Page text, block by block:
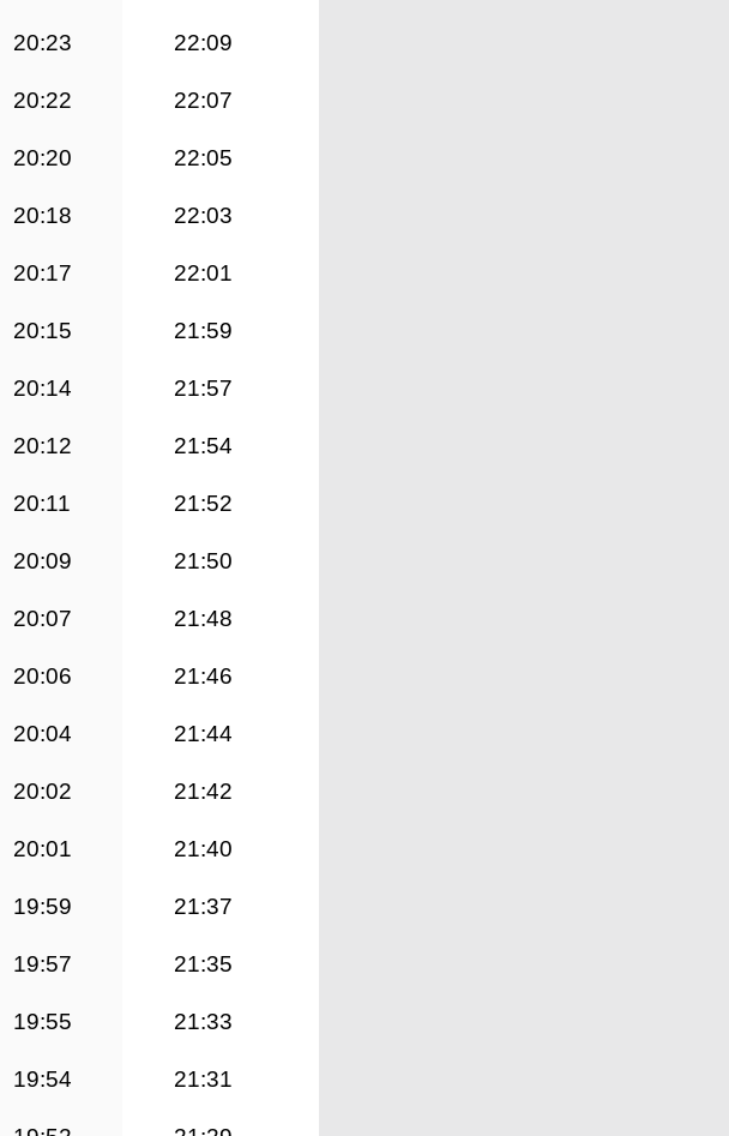
20:23 22:09
20:22 22:07
20:20 22:05
20:18 22:03
20:17 22:01
20:15 21:59
20:14 21:57
20:12 21:54
20:11 21:52
20:09 21:50
20:07 21:48
20:06 21:46
20:04 21:44
20:02 21:42
20:01 21:40
19:59 21:37
19:57 21:35
19:55 21:33
19:54 21:31